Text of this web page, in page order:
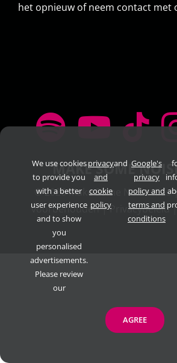
het opnieuw of neem contact met
MAKE SOME
©2026 Make Some Noise Kids
voorbehouden |Privacybeleid
We use cookies
to provide you
with a better
user experience
and to show
you
personalised
advertisements.
Please review
our
privacy
and
cookie
policy
and Google's
privacy
policy and
terms and
conditions
AGREE